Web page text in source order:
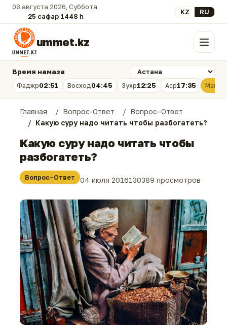
08 августа 2026, Суббота
25 сафар 1448 һ.
Выберите язык
KZ RU
ummet.kz Меню
Время намаза
Фаджр02:51 Восход04:45 Зухр12:25 Аср17:35
Главная Вопрос-Ответ
Вопрос–Ответ
Какую суру надо читать чтобы разбогатеть?
Какую суру надо читать чтобы
разбогатеть?
Вопрос–Ответ 04 июля 2016130389 просмотров